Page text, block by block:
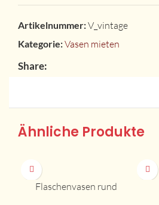
Artikelnummer:V_vintage
Kategorie:Vasen mieten
Share:
Ähnliche Produkte
Flaschenvasen rund